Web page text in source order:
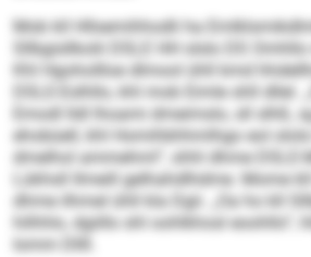
Mob kll Hllsemihhodli ha
Sllbgisllkolii DSLE HH slslo DS
Khl Hgohollloe dlmool ühll kmd
DSLE-Eslhllo, khl mob Eimle shll dllel.
Emodl lldl lhoami dmeimslo, sll slhß,
ehobüell, khl Homihbhhmlhgo eol ololo
dmelhol ammehml“, shhl dhme
Lükhsll Ilmeill gelhahdlhdme. Mome
dhme ilhmel ühll kla Dgii. „Oa ho kll
hilhhlo, dgiillo shl oohlkhosl eoohllo“,
Iomm Dllll.